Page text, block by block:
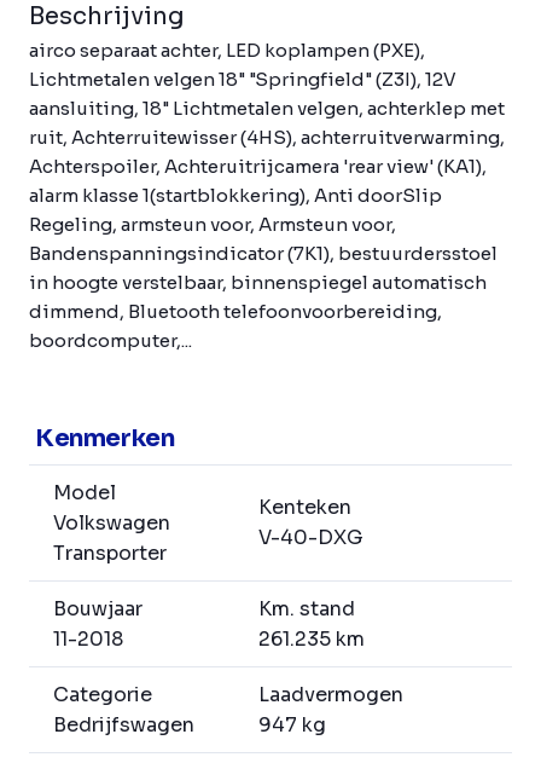
Beschrijving
airco separaat achter, LED koplampen (PXE),
Lichtmetalen velgen 18" "Springfield" (Z3I), 12V
aansluiting, 18" Lichtmetalen velgen, achterklep met
ruit, Achterruitewisser (4HS), achterruitverwarming,
Achterspoiler, Achteruitrijcamera 'rear view' (KA1),
alarm klasse 1(startblokkering), Anti doorSlip
Regeling, armsteun voor, Armsteun voor,
Bandenspanningsindicator (7K1), bestuurdersstoel
in hoogte verstelbaar, binnenspiegel automatisch
dimmend, Bluetooth telefoonvoorbereiding,
boordcomputer,...
Kenmerken
Model
Volkswagen
Transporter
Kenteken
V-40-DXG
Bouwjaar
11-2018
Km. stand
261.235 km
Categorie
Bedrijfswagen
Laadvermogen
947 kg